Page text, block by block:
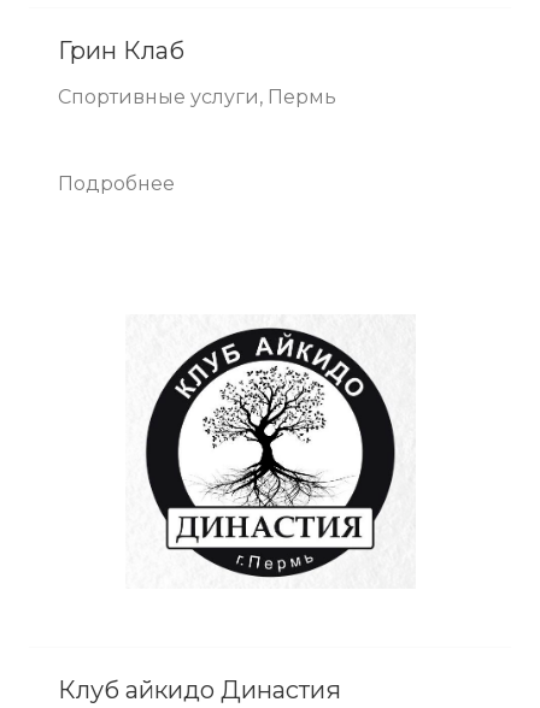
Грин Клаб
Спортивные услуги, Пермь
Подробнее
Клуб айкидо Династия